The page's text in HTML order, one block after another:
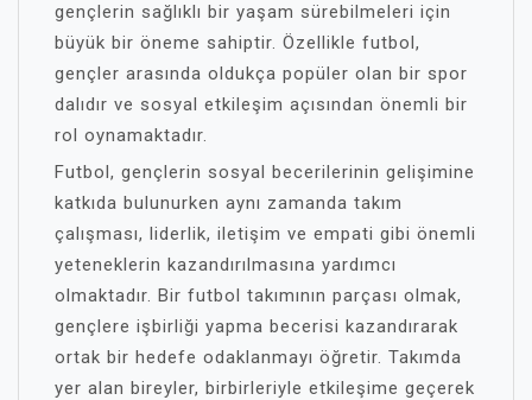
gençlerin sağlıklı bir yaşam sürebilmeleri için
büyük bir öneme sahiptir. Özellikle futbol,
gençler arasında oldukça popüler olan bir spor
dalıdır ve sosyal etkileşim açısından önemli bir
rol oynamaktadır.
Futbol, gençlerin sosyal becerilerinin gelişimine
katkıda bulunurken aynı zamanda takım
çalışması, liderlik, iletişim ve empati gibi önemli
yeteneklerin kazandırılmasına yardımcı
olmaktadır. Bir futbol takımının parçası olmak,
gençlere işbirliği yapma becerisi kazandırarak
ortak bir hedefe odaklanmayı öğretir. Takımda
yer alan bireyler, birbirleriyle etkileşime geçerek